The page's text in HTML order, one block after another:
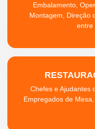
Embalamento,
Montagem, Direção
entre
Chefes e Ajudantes
Empregados de